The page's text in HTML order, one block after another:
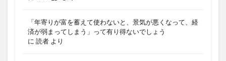
「年寄りが富を蓄えて使わないと、景気が悪くなって、経
済が弱まってしまう」って有り得ないでしょう
に 読者 より